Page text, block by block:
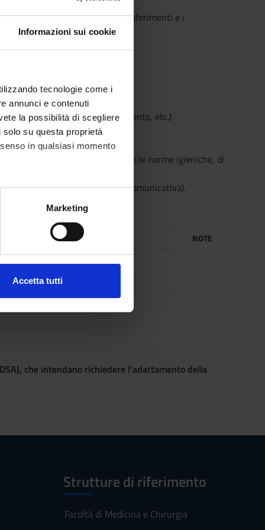
Informazioni sui cookie
tecnologie come i
annunci e contenuti
la possibilità di scegliere
su questa proprietà
in qualsiasi momento
metro,
che hai fornito loro o
Marketing
Accetta tutti
i passaggi posturali, i trasferimenti e i
dei pazienti
più efficaci
tavoletta per il trasferimento, etc.)
del paziente osservando le norme igieniche, di
appropriato (abilità comunicativa).
ANNO NOTE
2019
che intendano richiedere l'adattamento della
Strutture di riferimento
Facoltà di Medicina e Chirurgia